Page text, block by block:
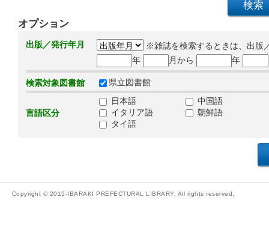
オプション
出版／発行年月
※雑誌を検索するときは、出版
年
月から 年
検索対象図書館 県立図書館
言語区分
日本語
中国語
イタリア語
朝鮮語
タイ語
Copyright © 2015-IBARAKI PREFECTURAL LIBRARY. All rights reserved.